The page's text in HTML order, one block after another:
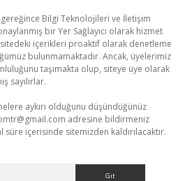
gereğince Bilgi Teknolojileri ve İletişim
bir Yer Sağlayıcı olarak hizmet
içerikleri proaktif olarak denetleme
bulunmamaktadır. Ancak, üyelerimiz
taşımakta olup, siteye üye olarak
sayılırlar.
aykırı olduğunu düşündüğünüz
adresine bildirmeniz
içerisinde sitemizden kaldırılacaktır.